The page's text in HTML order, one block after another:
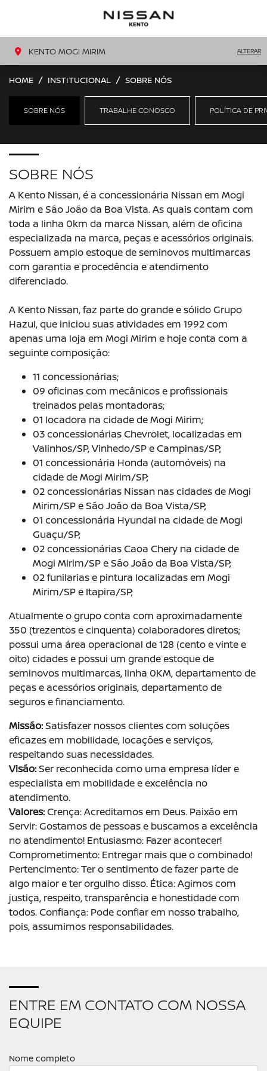
KENTO MOGI MIRIM ALTERAR
HOME INSTITUCIONAL SOBRE NÓS
SOBRE NÓS TRABALHE CONOSCO POLÍTICA DE
SOBRE NÓS
A Kento Nissan, é a concessionária Nissan em Mogi
Mirim e São João da Boa Vista. As quais contam com
toda a linha 0km da marca Nissan, além de oficina
especializada na marca, peças e acessórios originais.
Possuem amplo estoque de seminovos multimarcas
com garantia e procedência e atendimento
diferenciado.
A Kento Nissan, faz parte do grande e sólido Grupo
Hazul, que iniciou suas atividades em 1992 com
apenas uma loja em Mogi Mirim e hoje conta com a
seguinte composição:
11 concessionárias;
09 oficinas com mecânicos e profissionais
treinados pelas montadoras;
01 locadora na cidade de Mogi Mirim;
03 concessionárias Chevrolet, localizadas em
Valinhos/SP, Vinhedo/SP e Campinas/SP;
01 concessionária Honda (automóveis) na
cidade de Mogi Mirim/SP;
02 concessionárias Nissan nas cidades de Mogi
Mirim/SP e São João da Boa Vista/SP;
01 concessionária Hyundai na cidade de Mogi
Guaçu/SP;
02 concessionárias Caoa Chery na cidade de
Mogi Mirim/SP e São João da Boa Vista/SP;
02 funilarias e pintura localizadas em Mogi
Mirim/SP e Itapira/SP;
Atualmente o grupo conta com aproximadamente
350 (trezentos e cinquenta) colaboradores diretos;
possui uma área operacional de 128 (cento e vinte e
oito) cidades e possui um grande estoque de
seminovos multimarcas, linha 0KM, departamento de
peças e acessórios originais, departamento de
seguros e financiamento.
Missão:Satisfazer nossos clientes com soluções
eficazes em mobilidade, locações e serviços,
respeitando suas necessidades.
Visão:Ser reconhecida como uma empresa líder e
especialista em mobilidade e excelência no
atendimento.
Valores:Crença: Acreditamos em Deus. Paixão em
Servir: Gostamos de pessoas e buscamos a excelência
no atendimento! Entusiasmo: Fazer acontecer!
Comprometimento: Entregar mais que o combinado!
Pertencimento: Ter o sentimento de fazer parte de
algo maior e ter orgulho disso. Ética: Agimos com
justiça, respeito, transparência e honestidade com
todos. Confiança: Pode confiar em nosso trabalho,
pois, assumimos responsabilidades.
ENTRE EM CONTATO COM NOSSA
EQUIPE
Nome completo